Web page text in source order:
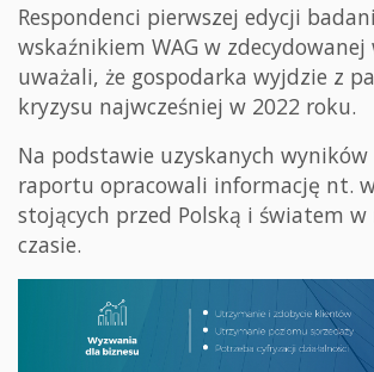
Respondenci pierwszej edycji
wskaźnikiem WAG w zdecydowanej
uważali, że gospodarka wyjdzie z
kryzysu najwcześniej w 2022 roku.
Na podstawie uzyskanych
raportu opracowali informację nt.
stojących przed Polską i światem
czasie.